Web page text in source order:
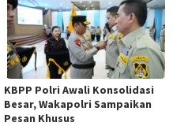
KBPP Polri Awali Konsolidasi
Besar, Wakapolri Sampaikan
Pesan Khusus